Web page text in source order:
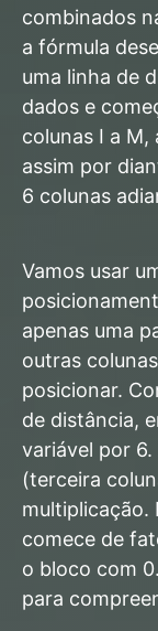
combinados
a fórmula
uma linha de
dados e
colunas I a M,
assim por
6 colunas
Vamos usar
apenas uma
outras
posicionar.
de distância,
variável por 6.
(terceira
multiplicação.
comece de
o bloco com
para